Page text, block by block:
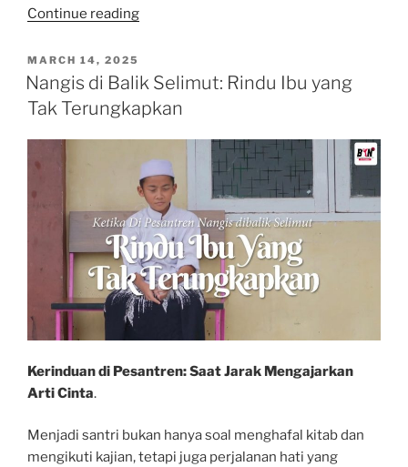
Continue reading“Pengangkatan
Nasib
CPNS
dan
PPPTK
yang
Menganggur?”
POSTED
ON
MARCH 14, 2025
Nangis di Balik Selimut: Rindu Ibu yang
Tak Terungkapkan
Kerinduan di Pesantren: Saat Jarak Mengajarkan
Arti Cinta.
Menjadi santri bukan hanya soal menghafal kitab dan
mengikuti kajian, tetapi juga perjalanan hati yang